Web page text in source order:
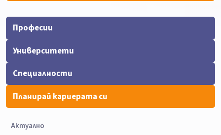
Професии
Университети
Специалности
Планирай кариерата си
Актуално